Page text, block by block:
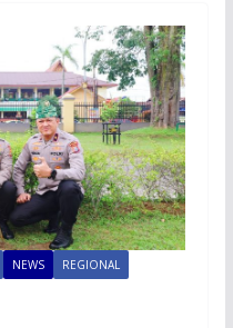
NEWS
REGIONAL